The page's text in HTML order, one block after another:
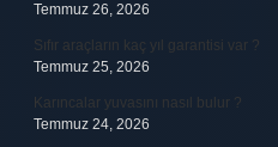
Temmuz 26, 2026
Sıfır araçların kaç yıl garantisi var ?
Temmuz 25, 2026
Karıncalar yuvasını nasıl bulur ?
Temmuz 24, 2026